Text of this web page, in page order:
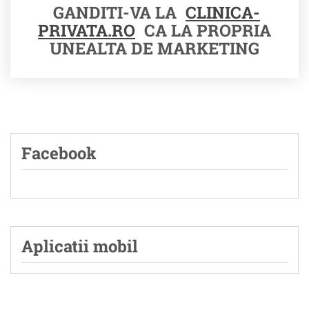
GANDITI-VA LA CLINICA-
PRIVATA.RO CA LA PROPRIA
UNEALTA DE MARKETING
Facebook
Aplicatii mobil